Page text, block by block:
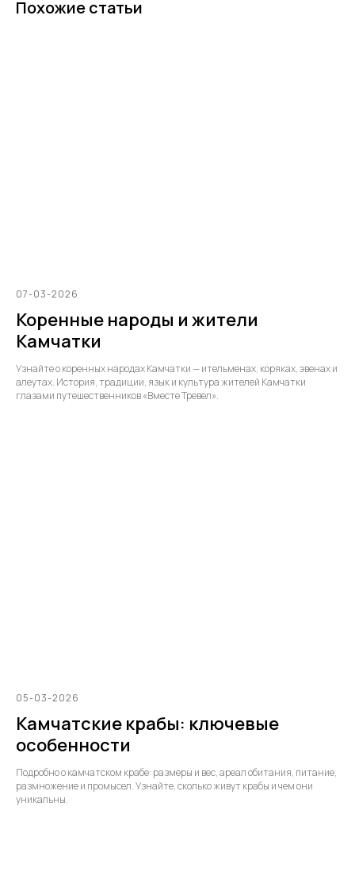
Похожие статьи
07-03-2026
Коренные народы и жители
Камчатки
Узнайте о коренных народах Камчатки — ительменах, коряках, эвенах и
алеутах. История, традиции, язык и культура жителей Камчатки
глазами путешественников «Вместе Тревел».
05-03-2026
Камчатские крабы: ключевые
особенности
Подробно о камчатском крабе: размеры и вес, ареал обитания, питание,
размножение и промысел. Узнайте, сколько живут крабы и чем они
уникальны.